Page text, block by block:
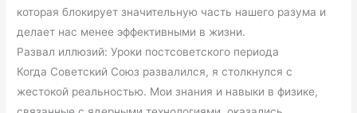
которая блокирует значительную часть нашего разума и
делает нас менее эффективными в жизни.
Развал иллюзий: Уроки постсоветского периода
Когда Советский Союз развалился, я столкнулся с
жестокой реальностью. Мои знания и навыки в физике,